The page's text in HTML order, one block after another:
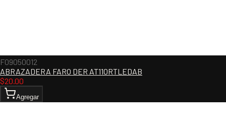
F09050012
ABRAZADERA FARO DER AT110RTLEDAB
$20.00
Agregar